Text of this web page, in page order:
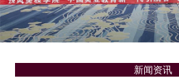
新闻资讯